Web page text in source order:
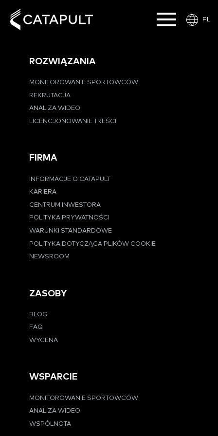
PL
ROZWIĄZANIA
MONITOROWANIE SPORTOWCÓW
REKRUTACJA
ANALIZA WIDEO
LICENCJONOWANIE TREŚCI
FIRMA
INFORMACJE O CATAPULT
KARIERA
CENTRUM INWESTORA
POLITYKA PRYWATNOŚCI
WARUNKI STANDARDOWE
POLITYKA DOTYCZĄCA PLIKÓW COOKIE
NEWSROOM
ZASOBY
BLOG
FAQ
WYCENA
WSPARCIE
MONITOROWANIE SPORTOWCÓW
ANALIZA WIDEO
WSPÓLNOTA